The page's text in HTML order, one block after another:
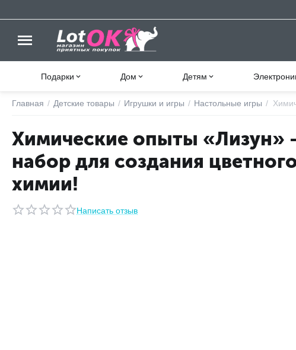
Подарки Дом Детям
Главная / Детские товары / Игрушки и игры / Настольные игры /
Химические опыты «Лизун»
набор для создания
химии!
Написать отзыв